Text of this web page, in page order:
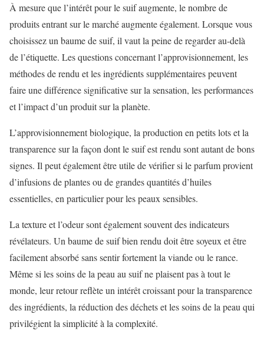
À mesure que l’intérêt pour le suif augmente, le nombre de
produits entrant sur le marché augmente également. Lorsque vous
choisissez un baume de suif, il vaut la peine de regarder au-delà
de l’étiquette. Les questions concernant l’approvisionnement, les
méthodes de rendu et les ingrédients supplémentaires peuvent
faire une différence significative sur la sensation, les performances
et l’impact d’un produit sur la planète.
L’approvisionnement biologique, la production en petits lots et la
transparence sur la façon dont le suif est rendu sont autant de bons
signes. Il peut également être utile de vérifier si le parfum provient
d’infusions de plantes ou de grandes quantités d’huiles
essentielles, en particulier pour les peaux sensibles.
La texture et l’odeur sont également souvent des indicateurs
révélateurs. Un baume de suif bien rendu doit être soyeux et être
facilement absorbé sans sentir fortement la viande ou le rance.
Même si les soins de la peau au suif ne plaisent pas à tout le
monde, leur retour reflète un intérêt croissant pour la transparence
des ingrédients, la réduction des déchets et les soins de la peau qui
privilégient la simplicité à la complexité.